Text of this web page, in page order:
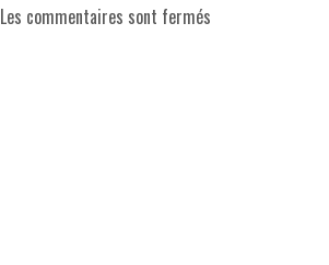
Les commentaires sont fermés